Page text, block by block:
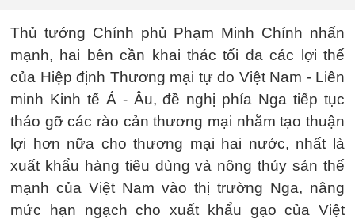
Thủ tướng Chính phủ Phạm Minh Chính nhấn
mạnh, hai bên cần khai thác tối đa các lợi thế
của Hiệp định Thương mại tự do Việt Nam - Liên
minh Kinh tế Á - Âu, đề nghị phía Nga tiếp tục
tháo gỡ các rào cản thương mại nhằm tạo thuận
lợi hơn nữa cho thương mại hai nước, nhất là
xuất khẩu hàng tiêu dùng và nông thủy sản thế
mạnh của Việt Nam vào thị trường Nga, nâng
mức hạn ngạch cho xuất khẩu gạo của Việt